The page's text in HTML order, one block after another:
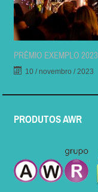
PRÊMIO EXEMPLO 2023
10 / novembro / 2023
PRODUTOS AWR